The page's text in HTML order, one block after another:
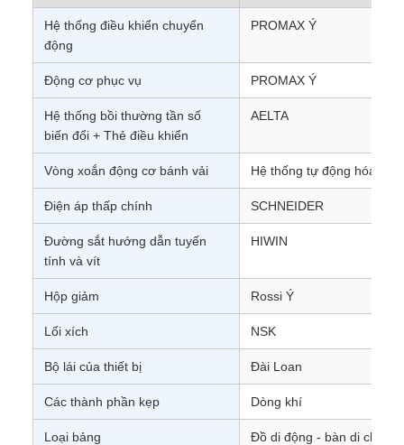
Hệ thống điều khiển chuyển
động
PROMAX Ý
Động cơ phục vụ PROMAX Ý
Hệ thống bồi thường tần số
biến đổi + Thẻ điều khiển
AELTA
Vòng xoắn động cơ bánh vải Hệ thống tự động hóa
Điện áp thấp chính SCHNEIDER
Đường sắt hướng dẫn tuyến
tính và vít
HIWIN
Hộp giảm Rossi Ý
Lối xích NSK
Bộ lái của thiết bị Đài Loan
Các thành phần kẹp Dòng khí
Loại bảng
Đồ di động - bàn di